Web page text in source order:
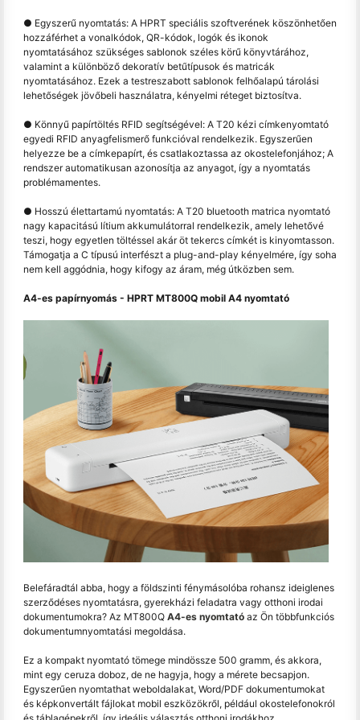
● Egyszerű nyomtatás: A HPRT speciális szoftverének köszönhetően
hozzáférhet a vonalkódok, QR-kódok, logók és ikonok
nyomtatásához szükséges sablonok széles körű könyvtárához,
valamint a különböző dekoratív betűtípusok és matricák
nyomtatásához. Ezek a testreszabott sablonok felhőalapú tárolási
lehetőségek jövőbeli használatra, kényelmi réteget biztosítva.
● Könnyű papírtöltés RFID segítségével: A T20 kézi címkenyomtató
egyedi RFID anyagfelismerő funkcióval rendelkezik. Egyszerűen
helyezze be a címkepapírt, és csatlakoztassa az okostelefonjához; A
rendszer automatikusan azonosítja az anyagot, így a nyomtatás
problémamentes.
● Hosszú élettartamú nyomtatás: A T20 bluetooth matrica nyomtató
nagy kapacitású lítium akkumulátorral rendelkezik, amely lehetővé
teszi, hogy egyetlen töltéssel akár öt tekercs címkét is kinyomtasson.
Támogatja a C típusú interfészt a plug-and-play kényelmére, így soha
nem kell aggódnia, hogy kifogy az áram, még útközben sem.
A4-es papírnyomás - HPRT MT800Q mobil A4 nyomtató
Belefáradtál abba, hogy a földszinti fénymásolóba rohansz ideiglenes
szerződéses nyomtatásra, gyerekházi feladatra vagy otthoni irodai
dokumentumokra? Az MT800Q A4-es nyomtató az Ön többfunkciós
dokumentumnyomtatási megoldása.
Ez a kompakt nyomtató tömege mindössze 500 gramm, és akkora,
mint egy ceruza doboz, de ne hagyja, hogy a mérete becsapjon.
Egyszerűen nyomtathat weboldalakat, Word/PDF dokumentumokat
és képkonvertált fájlokat mobil eszközökről, például okostelefonokról